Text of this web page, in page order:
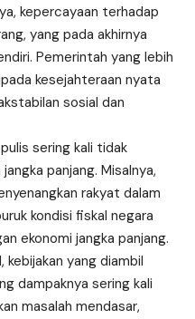
kepercayaan terhadap
yang pada akhirnya
Pemerintah yang lebih
kesejahteraan nyata
sosial dan
sering kali tidak
panjang. Misalnya,
rakyat dalam
kondisi fiskal negara
ekonomi jangka panjang.
yang diambil
dampaknya sering kali
masalah mendasar,